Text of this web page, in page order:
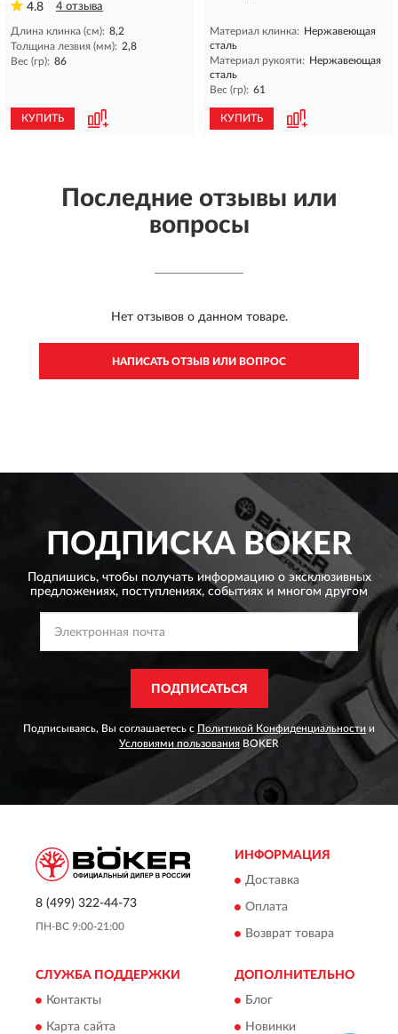
4.8
4 отзыва
Длина клинка (см): 8,2
Толщина лезвия (мм): 2,8
Вес (гр): 86
КУПИТЬ
Материал клинка: Нержавеющая
сталь
Материал рукояти: Нержавеющая
сталь
Вес (гр): 61
КУПИТЬ
Последние отзывы или
вопросы
Нет отзывов о данном товаре.
НАПИСАТЬ ОТЗЫВ ИЛИ ВОПРОС
ПОДПИСКАBOKER
Подпишись, чтобы получать информацию о эксклюзивных
предложениях, поступлениях, событиях и многом другом
ПОДПИСАТЬСЯ
Подписываясь, Вы соглашаетесь с Политикой Конфиденциальности и
Условиями пользования BOKER
8 (499) 322-44-73
ПН-ВС 9:00-21:00
ИНФОРМАЦИЯ
Доставка
Оплата
Возврат товара
СЛУЖБА ПОДДЕРЖКИ
Контакты
Карта сайта
ДОПОЛНИТЕЛЬНО
Блог
Новинки